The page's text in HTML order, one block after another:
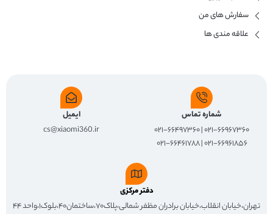
سفارش های من
علاقه مندی ها
شماره تماس
۰۲۱-۶۶۹۶۷۳۶۰ | ۰۲۱-۶۶۴۹۷۳۶۰
۰۲۱-۶۶۹۶۱۸۵۶ | ۰۲۱-۶۶۴۶۱۷۸۸
ایمیل
cs@xiaomi360.ir
دفتر مرکزی
تهران،خیابان انقلاب،خیابان برادران مظفر شمالی،پلاک۷۰،ساختمان۴۰،بلوک۱،واحد ۴۴